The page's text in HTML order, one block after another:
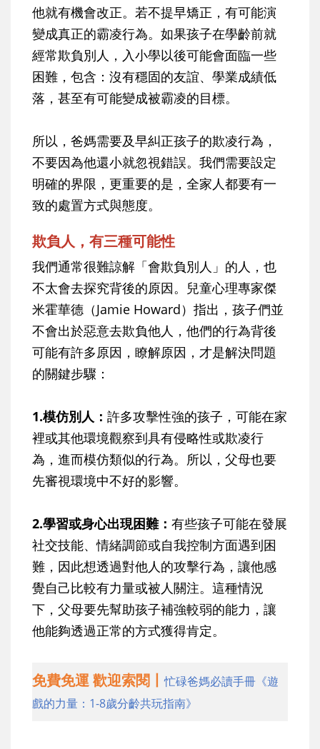
他就有機會改正。若不提早矯正，有可能演
變成真正的霸凌行為。如果孩子在學齡前就
經常欺負別人，入小學以後可能會面臨一些
困難，包含：沒有穩固的友誼、學業成績低
落，甚至有可能變成被霸凌的目標。
所以，爸媽需要及早糾正孩子的欺凌行為，
不要因為他還小就忽視錯誤。我們需要設定
明確的界限，更重要的是，全家人都要有一
致的處置方式與態度。
欺負人，有三種可能性
我們通常很難諒解「會欺負別人」的人，也
不太會去探究背後的原因。兒童心理專家傑
米霍華德（Jamie Howard）指出，孩子們並
不會出於惡意去欺負他人，他們的行為背後
可能有許多原因，瞭解原因，才是解決問題
的關鍵步驟：
1.模仿別人： 許多攻擊性強的孩子，可能在家
裡或其他環境觀察到具有侵略性或欺凌行
為，進而模仿類似的行為。所以，父母也要
先審視環境中不好的影響。
2.學習或身心出現困難： 有些孩子可能在發展
社交技能、情緒調節或自我控制方面遇到困
難，因此想透過對他人的攻擊行為，讓他感
覺自己比較有力量或被人關注。這種情況
下，父母要先幫助孩子補強較弱的能力，讓
他能夠透過正常的方式獲得肯定。
免費免運 歡迎索閱丨忙碌爸媽必讀手冊《遊
戲的力量：1-8歲分齡共玩指南》